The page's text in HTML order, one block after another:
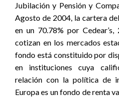
Jubilación y Pensión y
Agosto de 2004, la cartera
en un 70.78% por
cotizan en los mercados
fondo está constituido por
en instituciones cuya
relación con la política de
Europa es un fondo de renta